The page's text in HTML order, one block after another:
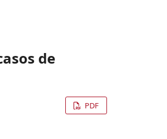
de
PDF